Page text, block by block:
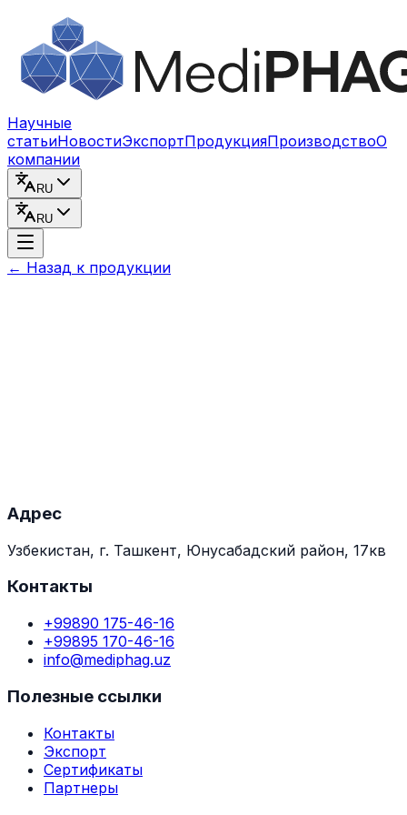
Перейти к содержимому
Научные
статьиНовостиЭкспортПродукцияПроизводствоО
компании
RU
RU
← Назад к продукции
Адрес
Узбекистан, г. Ташкент, Юнусабадский район, 17кв
Контакты
+99890 175-46-16
+99895 170-46-16
info@mediphag.uz
Полезные ссылки
Контакты
Экспорт
Сертификаты
Партнеры